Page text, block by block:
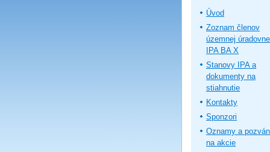
Úvod
Zoznam členov
územnej úradovne
IPA BA X
Stanovy IPA a
dokumenty na
stiahnutie
Kontakty
Sponzori
Oznamy a
na akcie